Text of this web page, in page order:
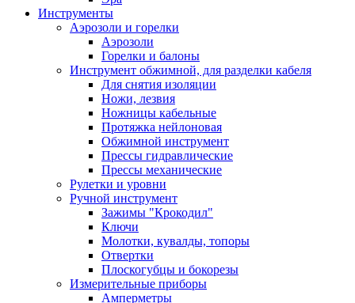
Инструменты
Аэрозоли и горелки
Аэрозоли
Горелки и балоны
Инструмент обжимной, для разделки кабеля
Для снятия изоляции
Ножи, лезвия
Ножницы кабельные
Протяжка нейлоновая
Обжимной инструмент
Прессы гидравлические
Прессы механические
Рулетки и уровни
Ручной инструмент
Зажимы "Крокодил"
Ключи
Молотки, кувалды, топоры
Отвертки
Плоскогубцы и бокорезы
Измерительные приборы
Амперметры